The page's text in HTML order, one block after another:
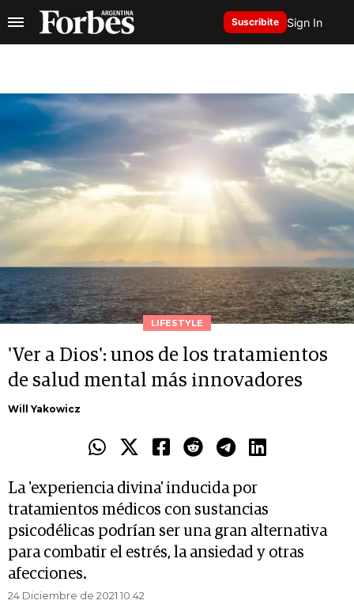
Suscribite Sign In
LIFESTYLE
'Ver a Dios': unos de los tratamientos
de salud mental más innovadores
Will Yakowicz
La 'experiencia divina' inducida por
tratamientos médicos con sustancias
psicodélicas podrían ser una gran alternativa
para combatir el estrés, la ansiedad y otras
afecciones.
24 Diciembre de 2021 10.42